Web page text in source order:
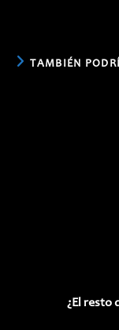
TAMBIÉN
¿El resto